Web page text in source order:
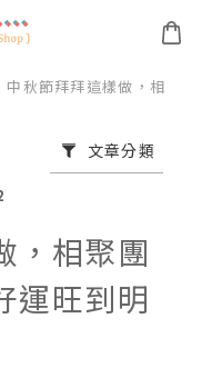
中秋節拜拜這樣做，相
文章分類
，相聚團
運旺到明